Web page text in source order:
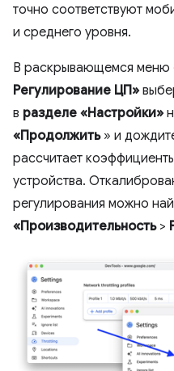
точно соответствуют
и среднего уровня.
В раскрывающемся меню
Регулирование ЦП»
в разделе «Настройки»
«Продолжить» и
рассчитает
устройства.
регулирования можно
«Производительность>